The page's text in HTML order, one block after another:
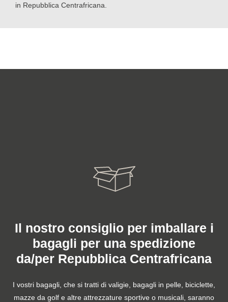
in Repubblica Centrafricana.
Il nostro consiglio per imballare i
bagagli per una spedizione
da/per Repubblica Centrafricana
I vostri bagagli, che si tratti di valigie, bagagli in pelle, biciclette,
mazze da golf e altre attrezzature sportive o musicali, saranno